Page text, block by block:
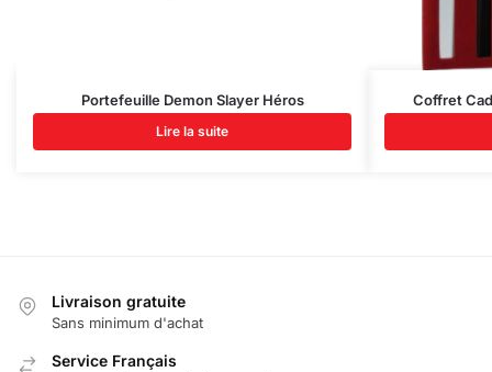
Portefeuille Demon Slayer Héros
Lire la suite
Coffret
Livraison gratuite
Sans minimum d'achat
Service Français